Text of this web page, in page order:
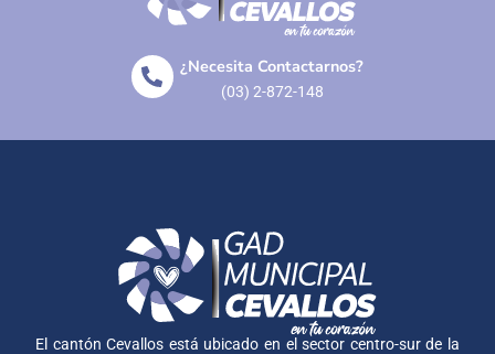
¿Necesita Contactarnos?
(03) 2-872-148
El cantón Cevallos está ubicado en el sector centro-sur de la